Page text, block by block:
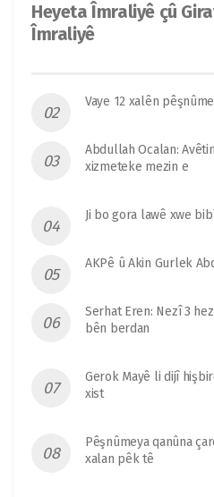
Heyeta Îmraliyê çû
Îmraliyê
Vaye 12 xalên
Abdullah Ocalan:
xizmeteke mezin e
Ji bo gora lawê xwe
AKPê û Akin Gurlek
Serhat Eren: Nezî 3
bên berdan
Gerok Mayê li dijî
xist
Pêşnûmeya qanûna
xalan pêk tê